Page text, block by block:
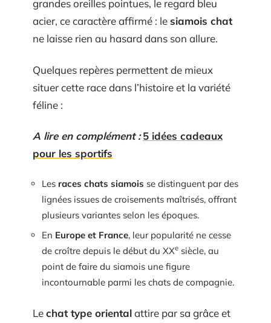
grandes oreilles pointues, le regard bleu
acier, ce caractère affirmé : lesiamois chat
ne laisse rien au hasard dans son allure.
Quelques repères permettent de mieux
situer cette race dans l’histoire et la variété
féline :
A lire en complément : 5 idées cadeaux
pour les sportifs
Les races chats siamois se distinguent par des
lignées issues de croisements maîtrisés, offrant
plusieurs variantes selon les époques.
En Europe et France, leur popularité ne cesse
de croître depuis le début du XXe siècle, au
point de faire du siamois une figure
incontournable parmi les chats de compagnie.
Lechat type orientalattire par sa grâce et